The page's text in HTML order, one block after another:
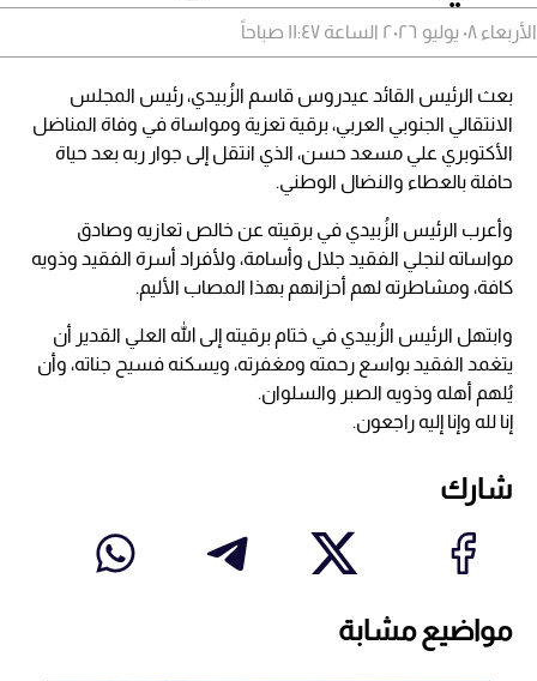
الأربعاء ٠٨ يوليو ٢٠٢٦ الساعة ١١:٤٧ صباحاً
بعث الرئيس القائد عيدروس قاسم الزُبيدي، رئيس المجلس
الانتقالي الجنوبي العربي، برقية تعزية ومواساة في وفاة المناضل
الأكتوبري علي مسعد حسن، الذي انتقل إلى جوار ربه بعد حياة
حافلة بالعطاء والنضال الوطني.
وأعرب الرئيس الزُبيدي في برقيته عن خالص تعازيه وصادق
مواساته لنجلي الفقيد جلال وأسامة، ولأفراد أسرة الفقيد وذويه
كافة، ومشاطرته لهم أحزانهم بهذا المصاب الأليم.
وابتهل الرئيس الزُبيدي في ختام برقيته إلى الله العلي القدير أن
يتغمد الفقيد بواسع رحمته ومغفرته، ويسكنه فسيح جناته، وأن
يُلهم أهله وذويه الصبر والسلوان.
إنا لله وإنا إليه راجعون.
شارك
مواضيع مشابة